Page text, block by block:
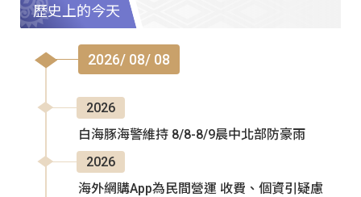
歷史上的今天
2026/ 08/ 08
2026
白海豚海警維持 8/8-8/9晨中北部防豪雨
2026
海外網購App為民間營運 收費、個資引疑慮